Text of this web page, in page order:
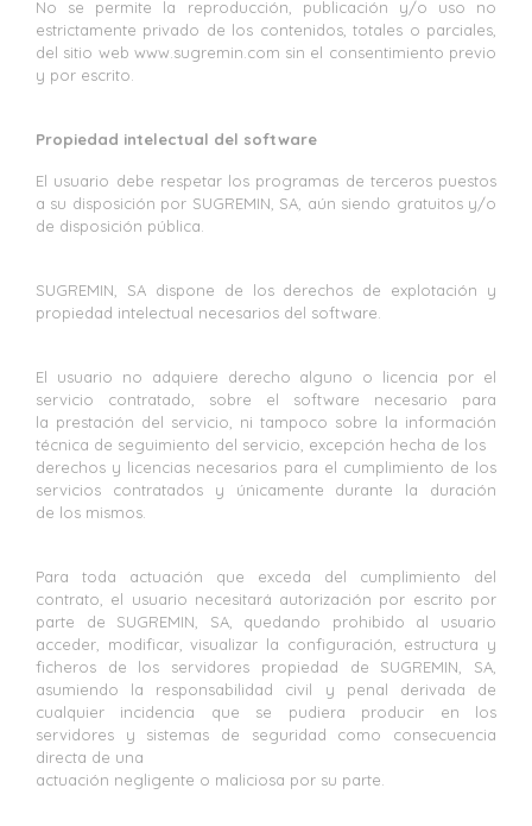
No se permite la reproducción, publicación y/o uso no
estrictamente privado de los contenidos, totales o parciales,
del sitio web www.sugremin.com sin el consentimiento previo
y por escrito.
Propiedad intelectual del software
El usuario debe respetar los programas de terceros puestos
a su disposición por SUGREMIN, SA, aún siendo gratuitos y/o
de disposición pública.
SUGREMIN, SA dispone de los derechos de explotación y
propiedad intelectual necesarios del software.
El usuario no adquiere derecho alguno o licencia por el
servicio contratado, sobre el software necesario para
la prestación del servicio, ni tampoco sobre la información
técnica de seguimiento del servicio, excepción hecha de los
derechos y licencias necesarios para el cumplimiento de los
servicios contratados y únicamente durante la duración
de los mismos.
Para toda actuación que exceda del cumplimiento del
contrato, el usuario necesitará autorización por escrito por
parte de SUGREMIN, SA, quedando prohibido al usuario
acceder, modificar, visualizar la configuración, estructura y
ficheros de los servidores propiedad de SUGREMIN, SA,
asumiendo la responsabilidad civil y penal derivada de
cualquier incidencia que se pudiera producir en los
servidores y sistemas de seguridad como consecuencia
directa de una
actuación negligente o maliciosa por su parte.